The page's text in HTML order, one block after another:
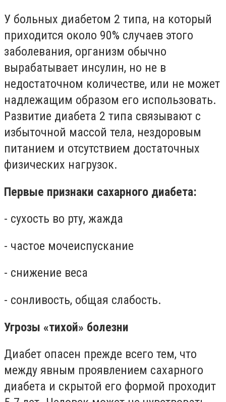
У больных диабетом 2 типа, на который
приходится около 90% случаев этого
заболевания, организм обычно
вырабатывает инсулин, но не в
недостаточном количестве, или не может
надлежащим образом его использовать.
Развитие диабета 2 типа связывают с
избыточной массой тела, нездоровым
питанием и отсутствием достаточных
физических нагрузок.
Первые признаки сахарного диабета:
- сухость во рту, жажда
- частое мочеиспускание
- снижение веса
- сонливость, общая слабость.
Угрозы «тихой» болезни
Диабет опасен прежде всего тем, что
между явным проявлением сахарного
диабета и скрытой его формой проходит